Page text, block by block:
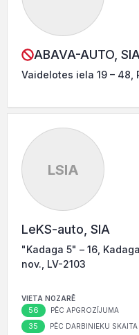
ABAVA-AUTO, SIA
Vaidelotes iela 19 – 48,
LSIA
LeKS-auto, SIA
"Kadaga 5" – 16,
nov., LV-2103
VIETA NOZARĒ
56 PĒC APGROZĪJUMA
35 PĒC DARBINIEKU SKAITA